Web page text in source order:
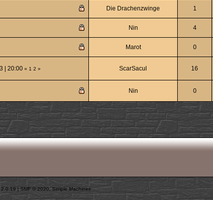
Die Drachenzwinge 1
Nin 4
Marot 0
| 20:00 « 1 2 » ScarSacul 16
Nin 0
2.0.19 |SMF © 2020,Simple Machines